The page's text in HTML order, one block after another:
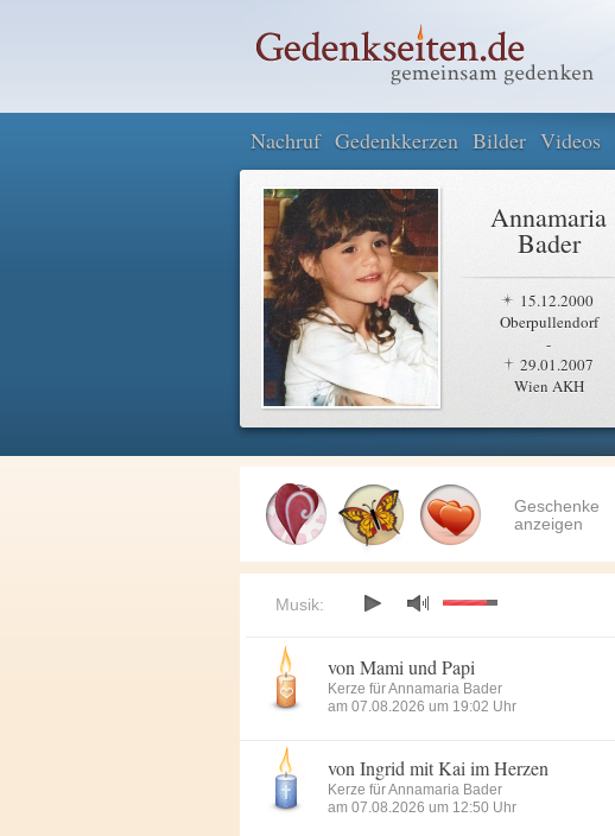
Nachruf Gedenkkerzen Bilder Videos
Annamaria
Bader
15.12.2000
Oberpullendorf
-
29.01.2007
Wien AKH
Geschenke
anzeigen
Musik:
von Mami und Papi
Kerze für Annamaria Bader
am 07.08.2026 um 19:02 Uhr
von Ingrid mit Kai im Herzen
Kerze für Annamaria Bader
am 07.08.2026 um 12:50 Uhr